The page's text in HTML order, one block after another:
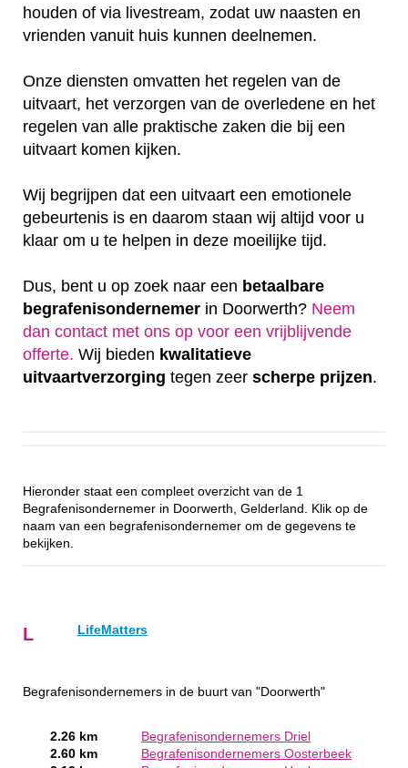
houden of via livestream, zodat uw naasten en
vrienden vanuit huis kunnen deelnemen.
Onze diensten omvatten het regelen van de
uitvaart, het verzorgen van de overledene en het
regelen van alle praktische zaken die bij een
uitvaart komen kijken.
Wij begrijpen dat een uitvaart een emotionele
gebeurtenis is en daarom staan wij altijd voor u
klaar om u te helpen in deze moeilijke tijd.
Dus, bent u op zoek naar een betaalbare
begrafenisondernemer in Doorwerth? Neem
dan contact met ons op voor een vrijblijvende
offerte‎. Wij bieden kwalitatieve
uitvaartverzorging tegen zeer scherpe prijzen.
Hieronder staat een compleet overzicht van de 1
Begrafenisondernemer in Doorwerth, Gelderland. Klik op de
naam van een begrafenisondernemer om de gegevens te
bekijken.
L LifeMatters
Begrafenisondernemers in de buurt van "Doorwerth"
2.26 km
Begrafenisondernemers Driel
2.60 km
Begrafenisondernemers Oosterbeek